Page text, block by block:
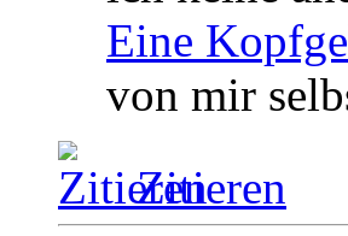
Eine
von mir
Zitieren